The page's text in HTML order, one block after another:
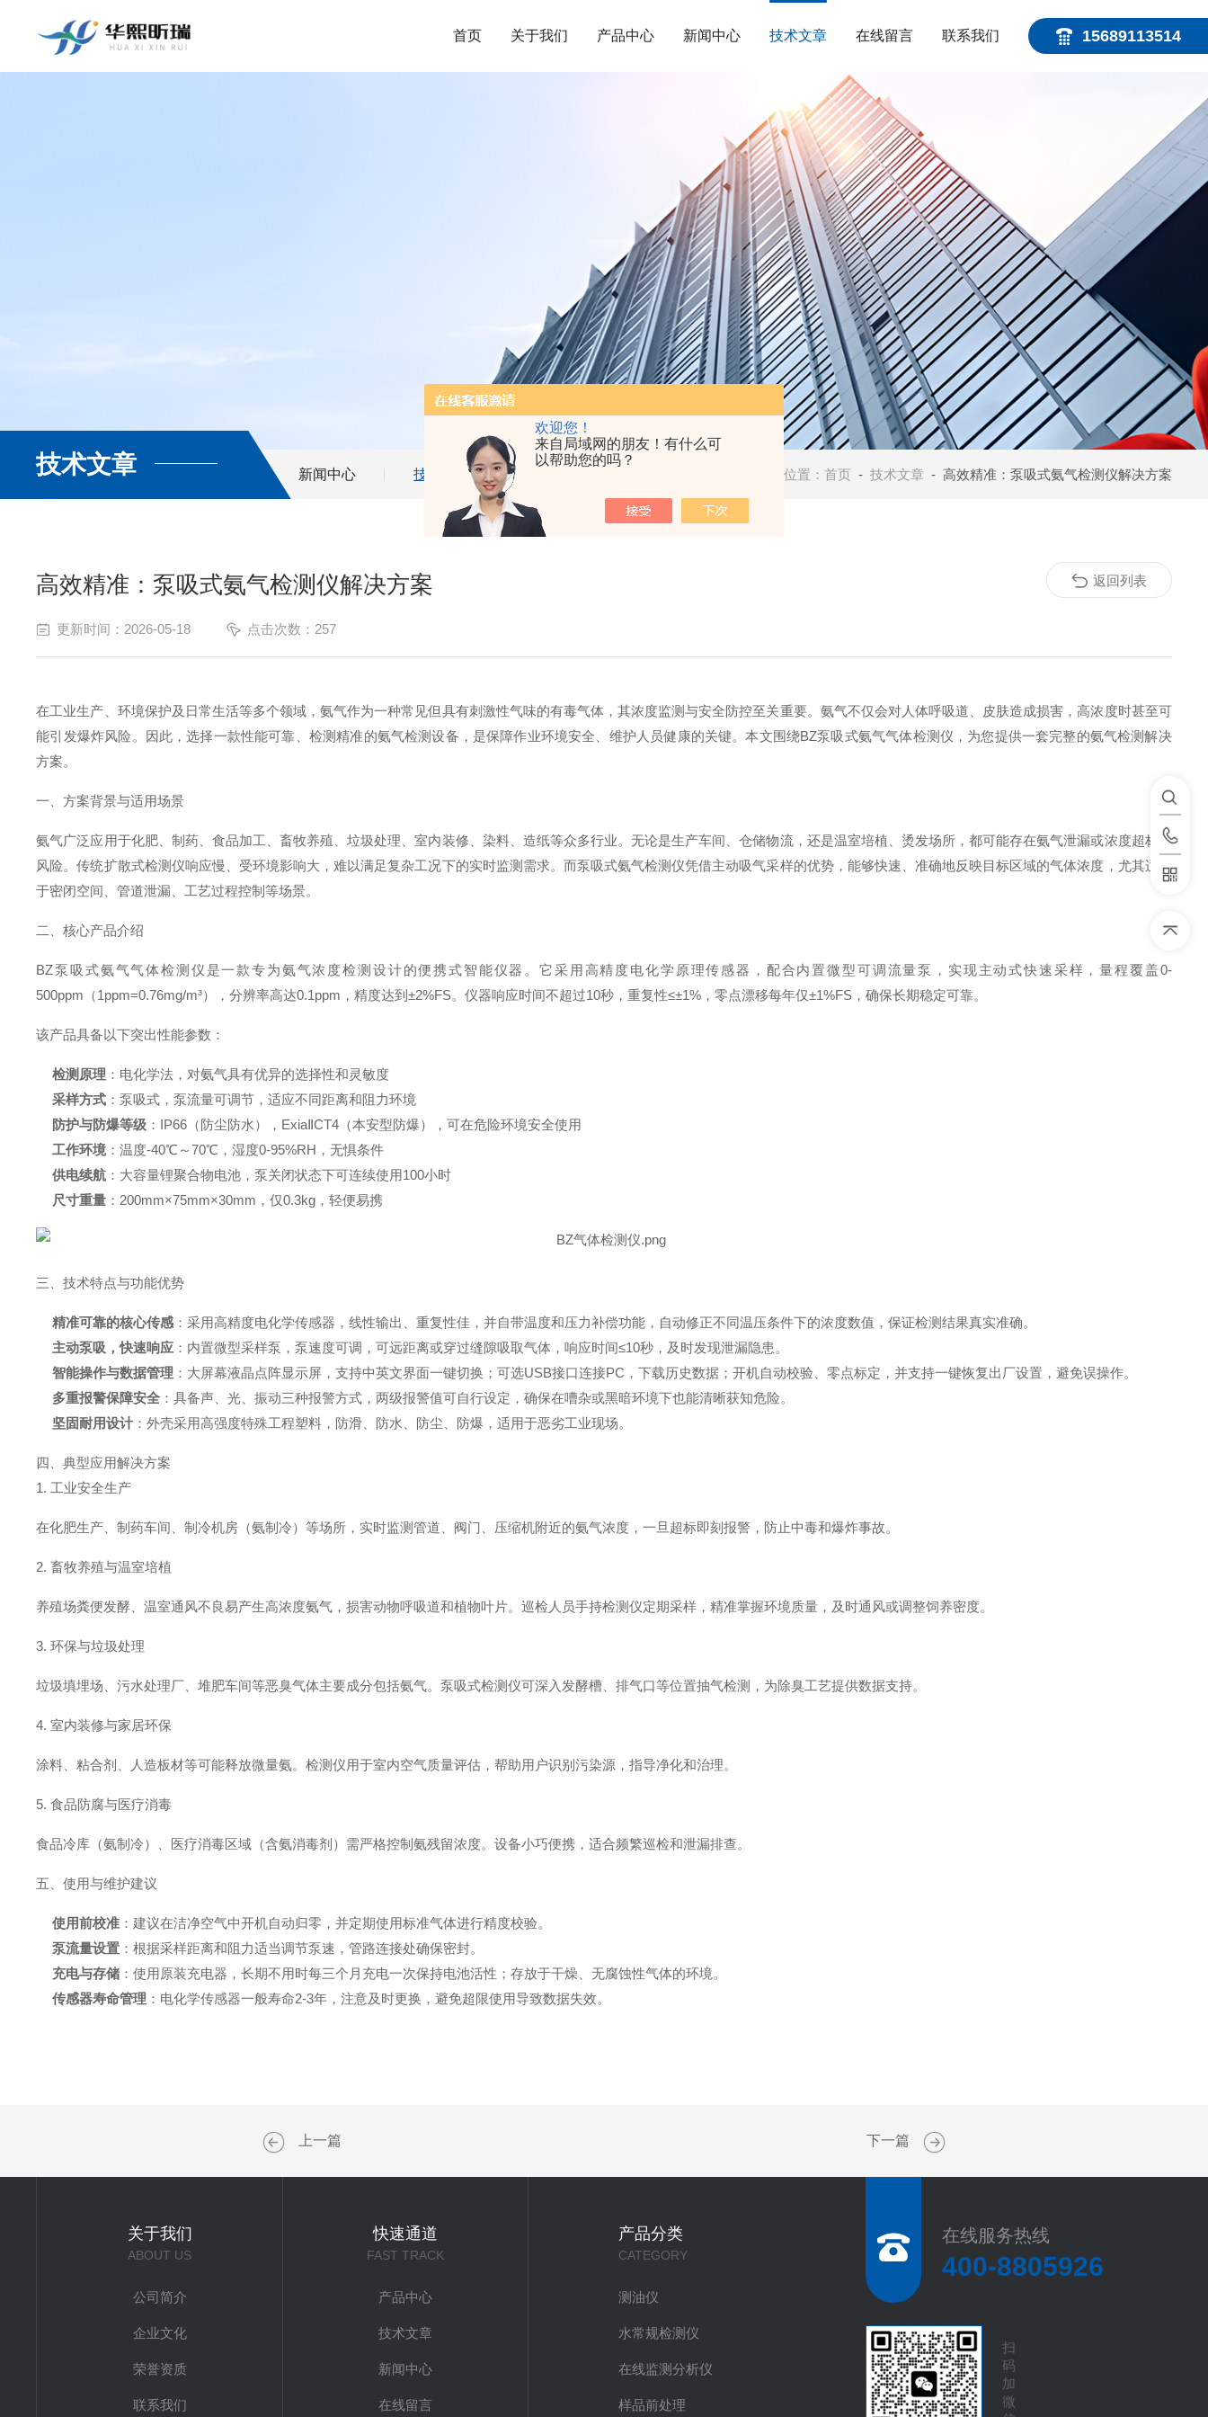
欢迎您！
来自局域网的朋友！有什么可
以帮助您的吗？
15689113514
首页 关于我们 产品中心 新闻中心 技术文章 在线留言 联系我们
技术文章 新闻中心 技术文章 当前位置： 首页 - 技术文章 - 高效精准：泵吸式氨气检测仪解决方案
高效精准：泵吸式氨气检测仪解决方案
更新时间：2026-05-18 点击次数：257
在工业生产、环境保护及日常生活等多个领域，氨气作为一种常见但具有刺激性气味的有毒气体，其浓度监测与安全防控至关重要。氨气不仅会对人体呼吸道、皮肤造成损害，高浓度时甚至可
能引发爆炸风险。因此，选择一款性能可靠、检测精准的氨气检测设备，是保障作业环境安全、维护人员健康的关键。本文围绕BZ泵吸式氨气气体检测仪，为您提供一套完整的氨气检测解决
方案。
一、方案背景与适用场景
氨气广泛应用于化肥、制药、食品加工、畜牧养殖、垃圾处理、室内装修、染料、造纸等众多行业。无论是生产车间、仓储物流，还是温室培植、烫发场所，都可能存在氨气泄漏或浓度超标的
风险。传统扩散式检测仪响应慢、受环境影响大，难以满足复杂工况下的实时监测需求。而泵吸式氨气检测仪凭借主动吸气采样的优势，能够快速、准确地反映目标区域的气体浓度，尤其适用
于密闭空间、管道泄漏、工艺过程控制等场景。
二、核心产品介绍
BZ泵吸式氨气气体检测仪是一款专为氨气浓度检测设计的便携式智能仪器。它采用高精度电化学原理传感器，配合内置微型可调流量泵，实现主动式快速采样，量程覆盖0-
500ppm（1ppm=0.76mg/m³），分辨率高达0.1ppm，精度达到±2%FS。仪器响应时间不超过10秒，重复性≤±1%，零点漂移每年仅±1%FS，确保长期稳定可靠。
该产品具备以下突出性能参数：
检测原理 ：电化学法，对氨气具有优异的选择性和灵敏度
采样方式 ：泵吸式，泵流量可调节，适应不同距离和阻力环境
防护与防爆等级 ：IP66（防尘防水），ExiaⅡCT4（本安型防爆），可在危险环境安全使用
工作环境：温度-40℃～70℃，湿度0-95%RH，无惧条件
供电续航 ：大容量锂聚合物电池，泵关闭状态下可连续使用100小时
尺寸重量 ：200mm×75mm×30mm，仅0.3kg，轻便易携
三、技术特点与功能优势
精准可靠的核心传感 ：采用高精度电化学传感器，线性输出、重复性佳，并自带温度和压力补偿功能，自动修正不同温压条件下的浓度数值，保证检测结果真实准确。
主动泵吸，快速响应 ：内置微型采样泵，泵速度可调，可远距离或穿过缝隙吸取气体，响应时间≤10秒，及时发现泄漏隐患。
智能操作与数据管理 ：大屏幕液晶点阵显示屏，支持中英文界面一键切换；可选USB接口连接PC，下载历史数据；开机自动校验、零点标定，并支持一键恢复出厂设置，避免误操作。
多重报警保障安全 ：具备声、光、振动三种报警方式，两级报警值可自行设定，确保在嘈杂或黑暗环境下也能清晰获知危险。
坚固耐用设计 ：外壳采用高强度特殊工程塑料，防滑、防水、防尘、防爆，适用于恶劣工业现场。
四、典型应用解决方案
1. 工业安全生产
在化肥生产、制药车间、制冷机房（氨制冷）等场所，实时监测管道、阀门、压缩机附近的氨气浓度，一旦超标即刻报警，防止中毒和爆炸事故。
2. 畜牧养殖与温室培植
养殖场粪便发酵、温室通风不良易产生高浓度氨气，损害动物呼吸道和植物叶片。巡检人员手持检测仪定期采样，精准掌握环境质量，及时通风或调整饲养密度。
3. 环保与垃圾处理
垃圾填埋场、污水处理厂、堆肥车间等恶臭气体主要成分包括氨气。泵吸式检测仪可深入发酵槽、排气口等位置抽气检测，为除臭工艺提供数据支持。
4. 室内装修与家居环保
涂料、粘合剂、人造板材等可能释放微量氨。检测仪用于室内空气质量评估，帮助用户识别污染源，指导净化和治理。
5. 食品防腐与医疗消毒
食品冷库（氨制冷）、医疗消毒区域（含氨消毒剂）需严格控制氨残留浓度。设备小巧便携，适合频繁巡检和泄漏排查。
五、使用与维护建议
使用前校准 ：建议在洁净空气中开机自动归零，并定期使用标准气体进行精度校验。
泵流量设置 ：根据采样距离和阻力适当调节泵速，管路连接处确保密封。
充电与存储 ：使用原装充电器，长期不用时每三个月充电一次保持电池活性；存放于干燥、无腐蚀性气体的环境。
传感器寿命管理 ：电化学传感器一般寿命2-3年，注意及时更换，避免超限使用导致数据失效。
返回列表
上一篇 下一篇
关于我们
ABOUT US
公司简介
企业文化
荣誉资质
联系我们
快速通道
FAST TRACK
产品中心
技术文章
新闻中心
在线留言
产品分类
CATEGORY
测油仪
水常规检测仪
在线监测分析仪
样品前处理
在线服务热线
400-8805926
扫
码
加
微